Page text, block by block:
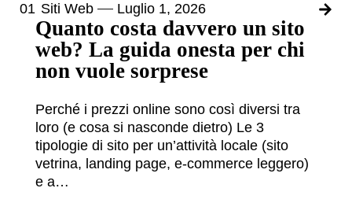
01 Siti Web Luglio 1, 2026
Quanto costa davvero un sito
web? La guida onesta per chi
non vuole sorprese
Perché i prezzi online sono così diversi tra
loro (e cosa si nasconde dietro) Le 3
tipologie di sito per un’attività locale (sito
vetrina, landing page, e-commerce leggero)
e a…